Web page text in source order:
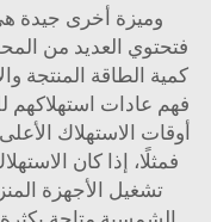
وميزة أخرى جيدة
فتحتوي العديد من
كمية الطاقة المنتجة
فهم عادات
أوقات الاستهلاك
فمثلًا، إذا كان
تشغيل الأجهزة